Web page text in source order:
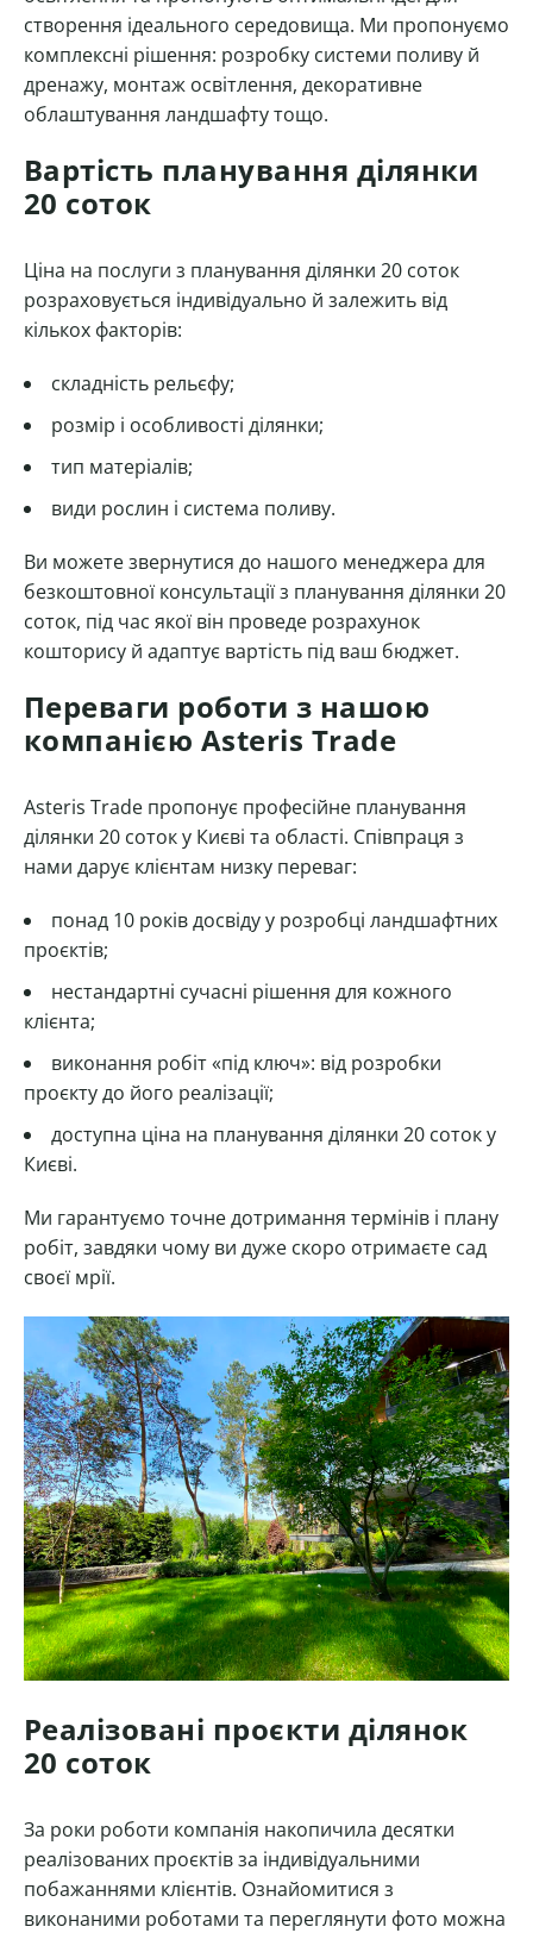
створення ідеального середовища. Ми пропонуємо
комплексні рішення: розробку системи поливу й
дренажу, монтаж освітлення, декоративне
облаштування ландшафту тощо.
Вартість планування ділянки
20 соток
Ціна на послуги з планування ділянки 20 соток
розраховується індивідуально й залежить від
кількох факторів:
складність рельєфу;
розмір і особливості ділянки;
тип матеріалів;
види рослин і система поливу.
Ви можете звернутися до нашого менеджера для
безкоштовної консультації з планування ділянки 20
соток, під час якої він проведе розрахунок
кошторису й адаптує вартість під ваш бюджет.
Переваги роботи з нашою
компанією Asteris Trade
Asteris Trade пропонує професійне планування
ділянки 20 соток у Києві та області. Співпраця з
нами дарує клієнтам низку переваг:
понад 10 років досвіду у розробці ландшафтних
проєктів;
нестандартні сучасні рішення для кожного
клієнта;
виконання робіт «під ключ»: від розробки
проєкту до його реалізації;
доступна ціна на планування ділянки 20 соток у
Києві.
Ми гарантуємо точне дотримання термінів і плану
робіт, завдяки чому ви дуже скоро отримаєте сад
своєї мрії.
Реалізовані проєкти ділянок
20 соток
За роки роботи компанія накопичила десятки
реалізованих проєктів за індивідуальними
побажаннями клієнтів. Ознайомитися з
виконаними роботами та переглянути фото можна